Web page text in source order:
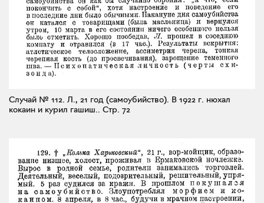
Случай № 112. Л., 21 год (самоубийство). В 1922 г. нюхал
кокаин и курил гашиш.. Стр. 72